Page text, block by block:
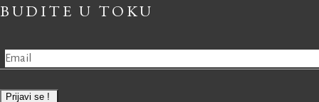
BUDITE U TOKU